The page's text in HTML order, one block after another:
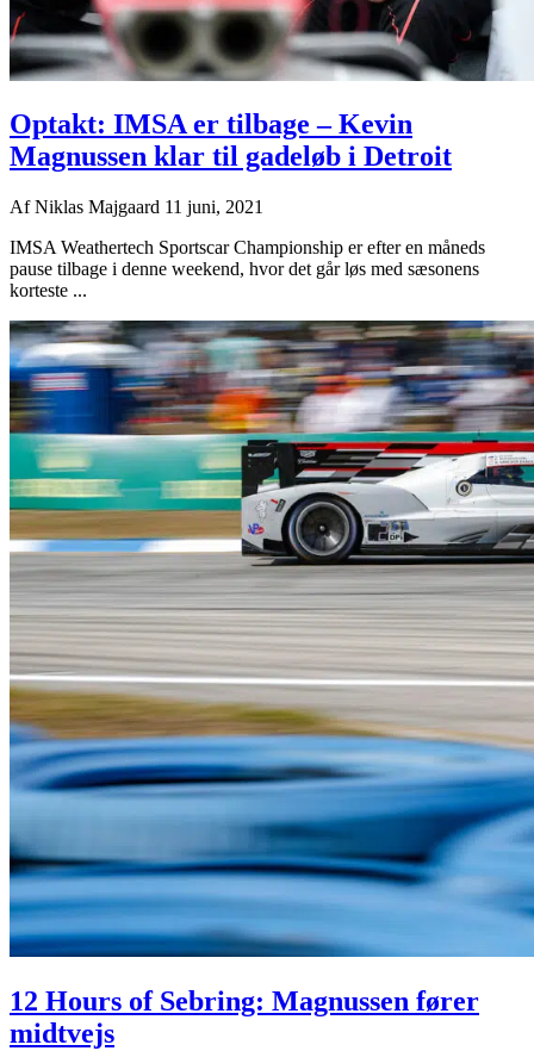
Optakt: IMSA er tilbage – Kevin
Magnussen klar til gadeløb i Detroit
AfNiklas Majgaard 11 juni, 2021
IMSA Weathertech Sportscar Championship er efter en måneds
pause tilbage i denne weekend, hvor det går løs med sæsonens
korteste ...
12 Hours of Sebring: Magnussen fører
midtvejs